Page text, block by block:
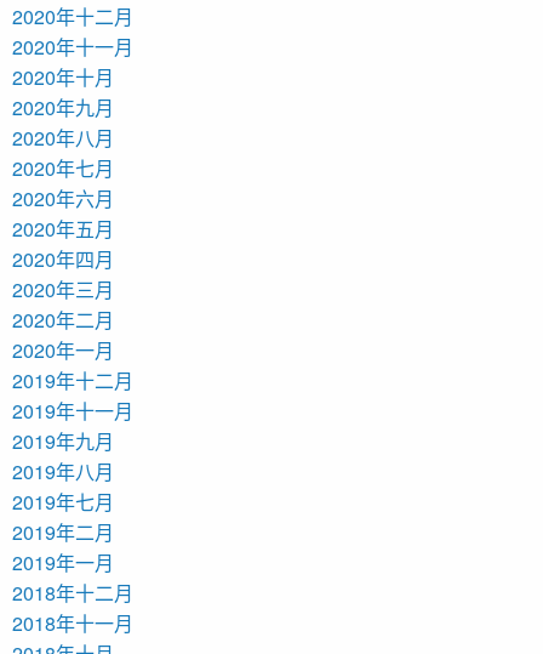
2020年十二月
2020年十一月
2020年十月
2020年九月
2020年八月
2020年七月
2020年六月
2020年五月
2020年四月
2020年三月
2020年二月
2020年一月
2019年十二月
2019年十一月
2019年九月
2019年八月
2019年七月
2019年二月
2019年一月
2018年十二月
2018年十一月